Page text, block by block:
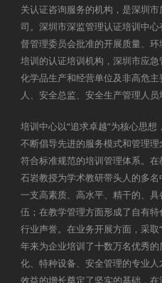
关认证咨询服务的机构，是深圳
司。深圳市深监管理认证培训中
督管理委员会批准的开展质量、
培训的认证培训机构，深圳市应
化学品生产和经营单位及非高危
人、安全总监、安全生产管理人员
培训中心以“追求卓越”为核心思想
不断倡导先进的服务模式和管理
符合标准规范的培训管理体系。
石岩教授为学术教研带头人的多
一支高素质、高水平、精干的、
伍；在教学管理方面形成了自有
行业声誉。在业务开展方面，采
年来为企业培训了十数万名优秀
化、特种设备、安全管理的专业
效益的增长奠定了坚实的基础，